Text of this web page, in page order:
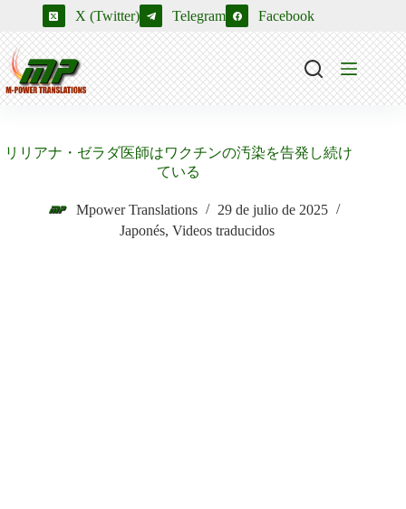
contenido
X (Twitter) Telegram Facebook
リリアナ・ゼラダ医師はワクチンの汚染を告発し続け
ている
Mpower Translations
29 de julio de 2025
Japonés, Videos traducidos